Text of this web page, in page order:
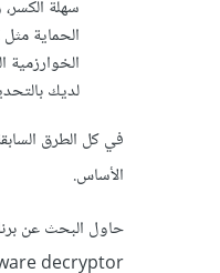
سهلة
لديك
في كل الطرق
الأساس.